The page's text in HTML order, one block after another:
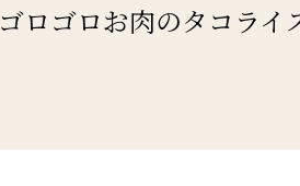
ゴロゴロお肉のタコライ